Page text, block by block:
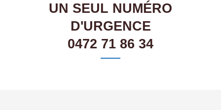
UN SEUL NUMÉRO
D'URGENCE
0472 71 86 34